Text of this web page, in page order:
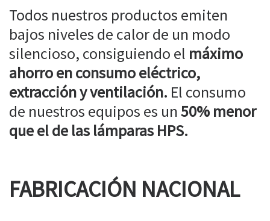
Todos nuestros productos emiten
bajos niveles de calor de un modo
silencioso, consiguiendo el máximo
ahorro en consumo eléctrico,
extracción y ventilación. El consumo
de nuestros equipos es un50% menor
que el de las lámparas HPS.
FABRICACIÓN NACIONAL